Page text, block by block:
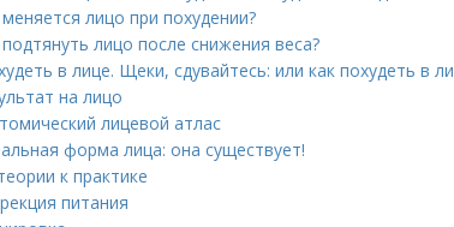
лицо при похудении?
лицо после снижения веса?
в лице. Щеки, сдувайтесь: или как похудеть в
на лицо
лицевой атлас
форма лица: она существует!
к практике
питания